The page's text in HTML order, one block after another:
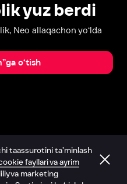
yuz berdi
Neo allaqachon yo‘lda
o‘tish
taassurotini ta’minlash
fayllari va ayrim
va marketing